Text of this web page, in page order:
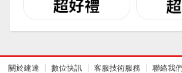
關於建達 數位快訊 客服技術服務 聯絡我們